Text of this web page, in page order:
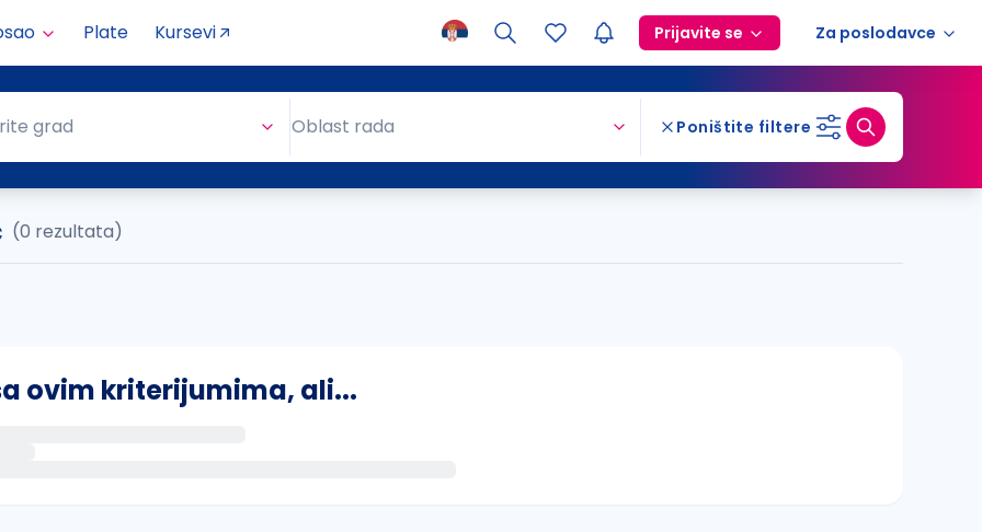
Plate Kursevi Prijavite se Za poslodavce
grad Oblast rada Poništite filtere
(0 rezultata)
ovim kriterijumima, ali...